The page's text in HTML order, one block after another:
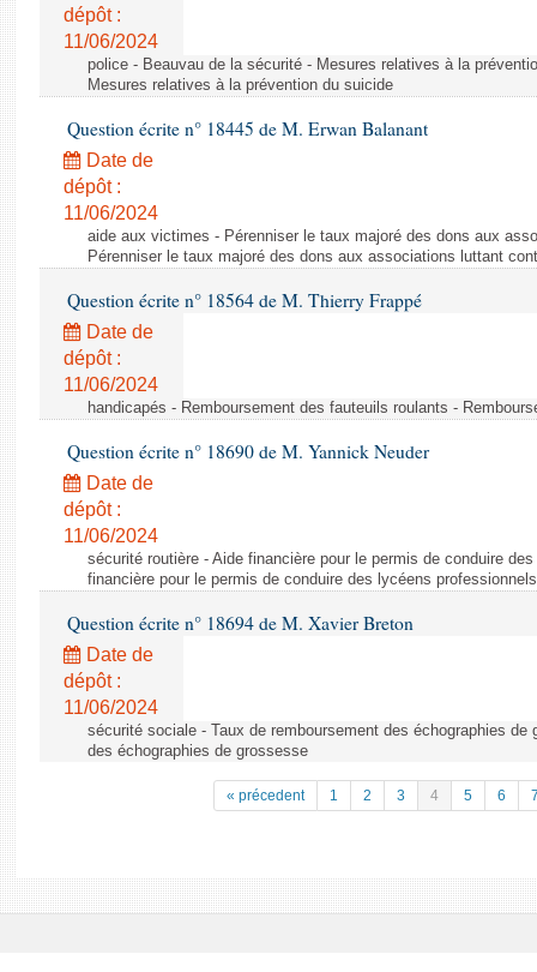
dépôt :
11/06/2024
police - Beauvau de la sécurité - Mesures relatives à la
Mesures relatives à la prévention du suicide
Question écrite n° 18445 de M. Erwan Balanant
Date de
dépôt :
11/06/2024
aide aux victimes - Pérenniser le taux majoré des dons aux
Pérenniser le taux majoré des dons aux associations luttant
Question écrite n° 18564 de M. Thierry Frappé
Date de
dépôt :
11/06/2024
handicapés - Remboursement des fauteuils roulants -
Question écrite n° 18690 de M. Yannick Neuder
Date de
dépôt :
11/06/2024
sécurité routière - Aide financière pour le permis de conduire
financière pour le permis de conduire des lycéens professionnels
Question écrite n° 18694 de M. Xavier Breton
Date de
dépôt :
11/06/2024
sécurité sociale - Taux de remboursement des échographies de
des échographies de grossesse
« précedent 1 2 3 4 5 6